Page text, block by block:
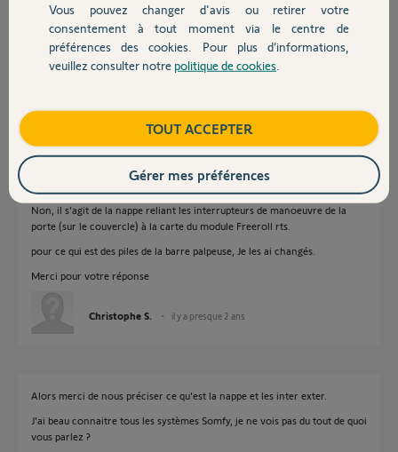
Devis avec un pro
Contact
Nappe ? Je suppose qu'il s'agit de la barre palpeuse ?
Si oui, quel type exact ? Y a t'il un émetteur sur la porte fonctionnant à
pile ? Le plus souvent cette panne provient d'une pile HS.
Bonne journée à vous.
Charly il y a presque 2 ans
Bonjour
Non, il s’agit de la nappe reliant les interrupteurs de manoeuvre de la
porte (sur le couvercle) à la carte du module Freeroll rts.
pour ce qui est des piles de la barre palpeuse, Je les ai changés.
Merci pour votre réponse
Christophe S. il y a presque 2 ans
Alors merci de nous préciser ce qu'est la nappe et les inter exter.
J'ai beau connaitre tous les systèmes Somfy, je ne vois pas du tout de quoi
vous parlez ?
Vous pouvez changer d'avis ou retirer votre
consentement à tout moment via le centre de
préférences des cookies. Pour plus d’informations,
veuillez consulter notre politique de cookies
TOUT ACCEPTER
Gérer mes préférences